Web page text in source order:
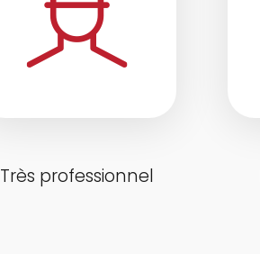
Très professionnel